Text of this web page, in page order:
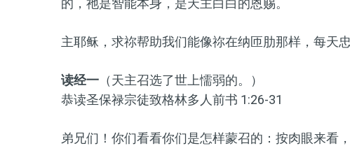
的，祂是智能本身，是天主白白的恩赐。
主耶稣，求祢帮助我们能像祢在纳匝肋那样，每天
读经一 （天主召选了世上懦弱的。）
恭读圣保禄宗徒致格林多人前书 1:26-31
弟兄们！你们看看你们是怎样蒙召的：按肉眼来看